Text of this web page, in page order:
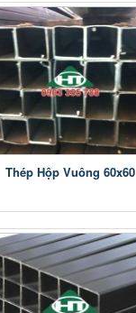
Thép Hộp Vuông 60x60